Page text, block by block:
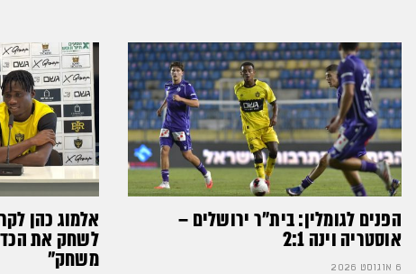
הפנים לגומלין: בית״ר ירושלים –
אוסטריה וינה 2:1
6 אוגוסט 2026
אלמוג כהן
לשחק את
משחק״